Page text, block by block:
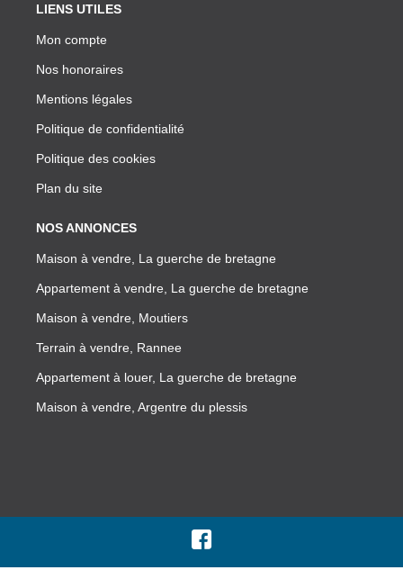
LIENS UTILES
Mon compte
Nos honoraires
Mentions légales
Politique de confidentialité
Politique des cookies
Plan du site
NOS ANNONCES
Maison à vendre, La guerche de bretagne
Appartement à vendre, La guerche de bretagne
Maison à vendre, Moutiers
Terrain à vendre, Rannee
Appartement à louer, La guerche de bretagne
Maison à vendre, Argentre du plessis